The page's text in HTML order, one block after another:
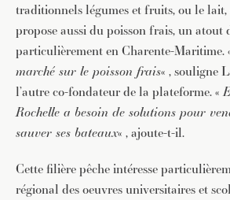
traditionnels légumes et fruits, ou le lait,
propose aussi du poisson frais, un atout
particulièrement en Charente-Maritime.
marché sur le poisson frais« , souligne
l’autre co-fondateur de la plateforme. «
Rochelle a besoin de solutions pour
sauver ses bateaux« , ajoute-t-il.
Cette filière pêche intéresse
régional des oeuvres universitaires et